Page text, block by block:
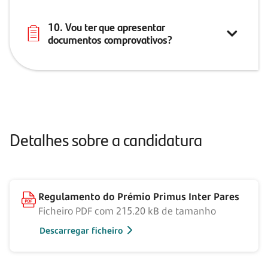
10. Vou ter que apresentar
documentos comprovativos?
Detalhes sobre a candidatura
Regulamento do Prémio Primus Inter Pares
Ficheiro PDF com 215.20 kB de tamanho
Descarregar ficheiro